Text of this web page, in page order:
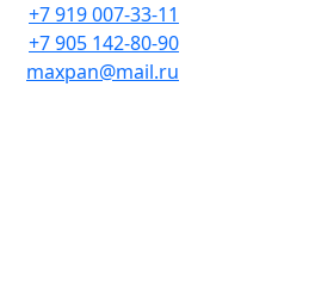
+7 919 007-33-11
+7 905 142-80-90
maxpan@mail.ru